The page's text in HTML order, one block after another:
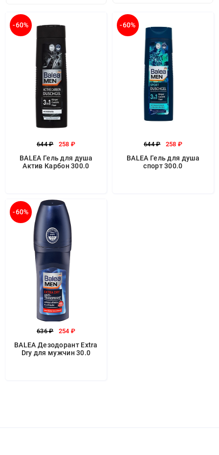
-60%
644 ₽ 258 ₽
BALEA Гель для душа
Актив Карбон 300.0
-60%
644 ₽ 258 ₽
BALEA Гель для душа
спорт 300.0
-60%
636 ₽ 254 ₽
BALEA Дезодорант Extra
Dry для мужчин 30.0